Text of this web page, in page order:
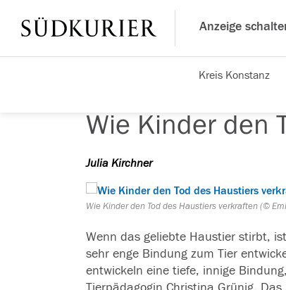
Anzeige
Kreis Konstanz
Wie Kinder den
Julia Kirchner
Wie Kinder den Tod des Haustiers verkraften (©
Wenn das geliebte Haustier stirbt,
sehr enge Bindung zum Tier
entwickeln eine tiefe, innige